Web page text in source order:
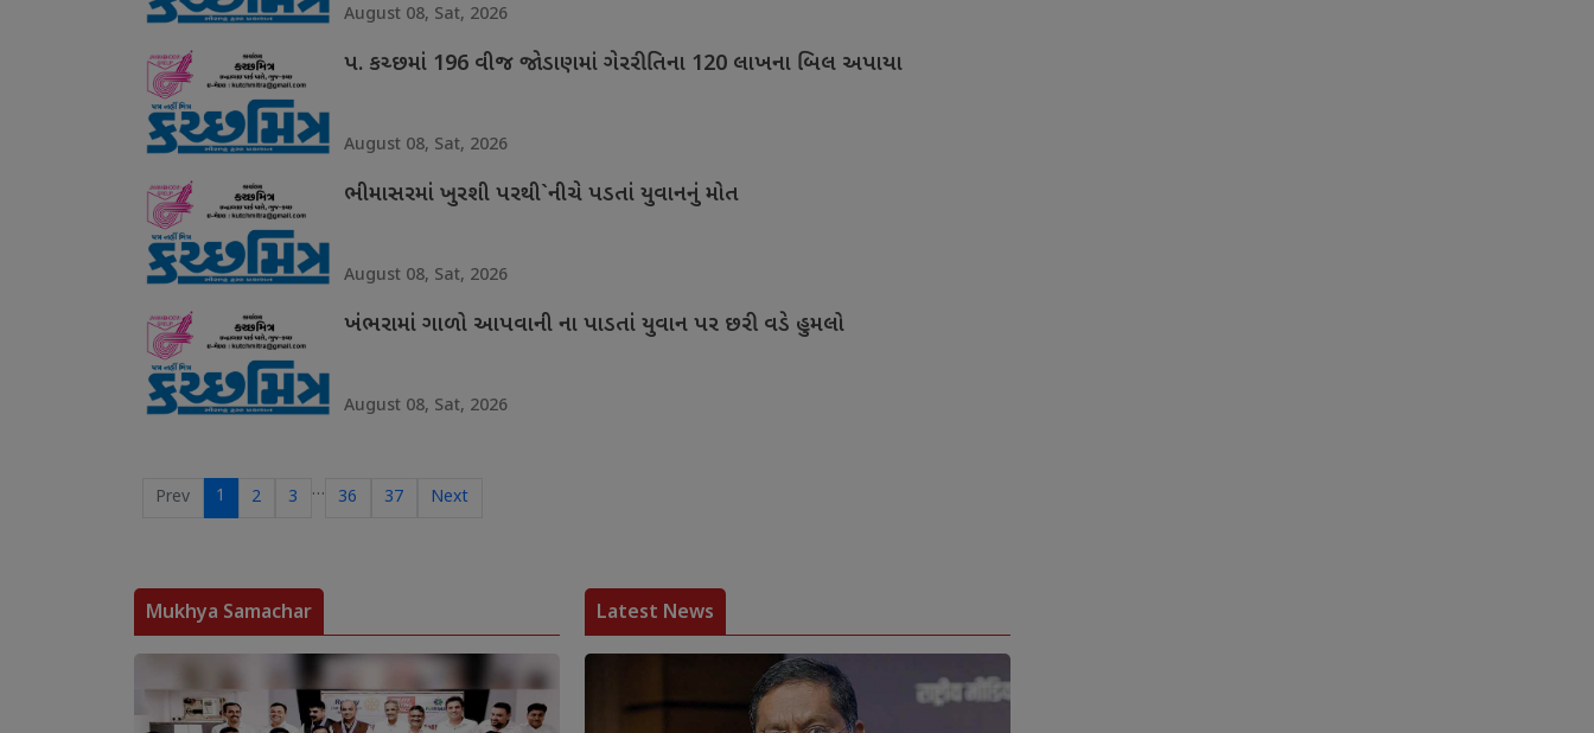
August 08, Sat, 2026
પ. કચ્છમાં 196 વીજ જોડાણમાં ગેરરીતિના 120 લાખના બિલ અપાયા
August 08, Sat, 2026
ભીમાસરમાં ખુરશી પરથી`નીચે પડતાં યુવાનનું મોત
August 08, Sat, 2026
ખંભરામાં ગાળો આપવાની ના પાડતાં યુવાન પર છરી વડે હુમલો
August 08, Sat, 2026
Prev 1 2 3 … 36 37 Next
Mukhya Samachar Latest News